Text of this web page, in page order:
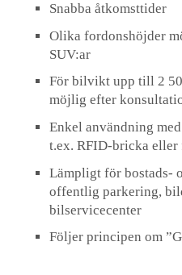
Snabba åtkomsttider
Olika fordonshöjder
SUV:ar
För bilvikt upp till 2
möjlig efter
Enkel användning
t.ex. RFID-bricka
Lämpligt för bostads-
offentlig parkering,
bilservicecenter
Följer principen om